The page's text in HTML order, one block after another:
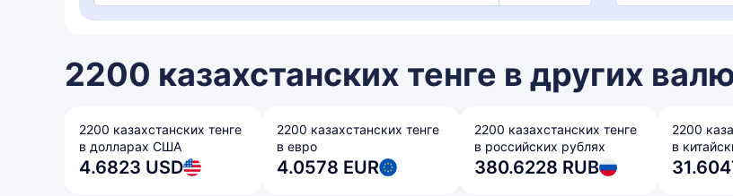
2200 казахстанских тенге в других
2200 казахстанских тенге
в долларах США
4.6823 USD
2200 казахстанских тенге
в евро
4.0578 EUR
2200 казахстанских тенге
в российских рублях
380.6228 RUB
2200
в